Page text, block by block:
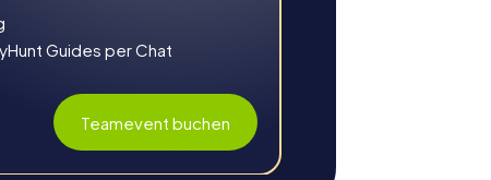
Guides per Chat
Teamevent buchen